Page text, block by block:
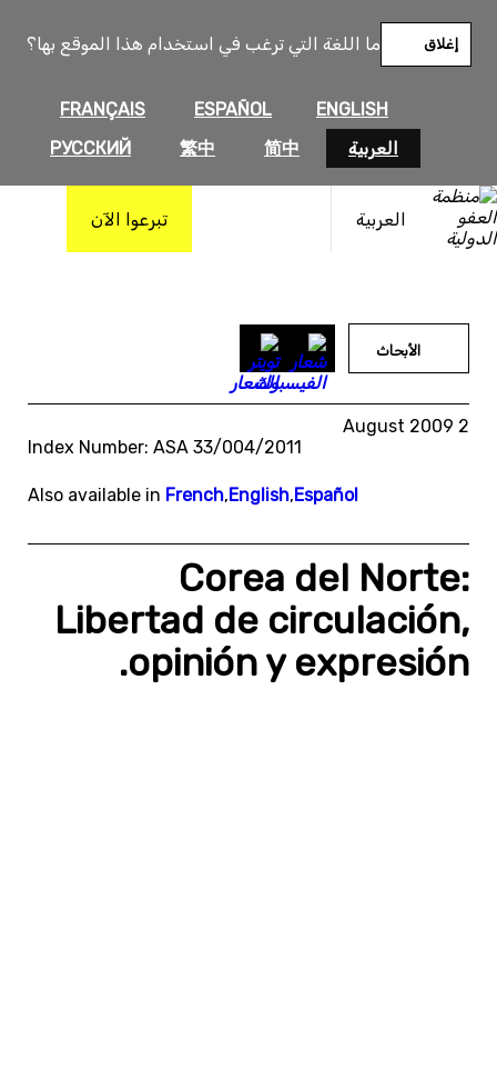
ما اللغة التي ترغب في استخدام هذا الموقع بها؟
ENGLISH
ESPAÑOL
FRANÇAIS
العربية
简中
繁中
РУССКИЙ
إغلاق
العربية تبرعوا الآن
المحتوى
الأبحاث
2 August 2009
Index Number: ASA 33/004/2011
Also available in French,English,Español
Corea del Norte:
Libertad de circulación,
opinión y expresión.